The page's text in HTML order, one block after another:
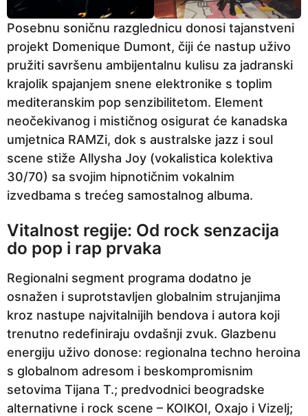
Posebnu soničnu razglednicu donosi tajanstveni
projekt Domenique Dumont, čiji će nastup uživo
pružiti savršenu ambijentalnu kulisu za jadranski
krajolik spajanjem snene elektronike s toplim
mediteranskim pop senzibilitetom. Element
neočekivanog i mističnog osigurat će kanadska
umjetnica RAMZi, dok s australske jazz i soul
scene stiže Allysha Joy (vokalistica kolektiva
30/70) sa svojim hipnotičnim vokalnim
izvedbama s trećeg samostalnog albuma.
Vitalnost regije: Od rock senzacija
do pop i rap prvaka
Regionalni segment programa dodatno je
osnažen i suprotstavljen globalnim strujanjima
kroz nastupe najvitalnijih bendova i autora koji
trenutno redefiniraju ovdašnji zvuk. Glazbenu
energiju uživo donose: regionalna techno heroina
s globalnom adresom i beskompromisnim
setovima Tijana T.; predvodnici beogradske
alternativne i rock scene – KOIKOI, Oxajo i Vizelj;